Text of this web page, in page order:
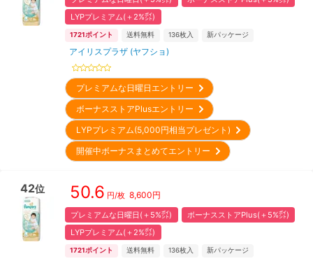
LYPプレミアム(＋2%㌽)
1721 ポイント 送料無料 136枚入 新パッケージ
アイリスプラザ (ヤフショ)
プレミアムな日曜日エントリー
ボーナスストアPlusエントリー
LYPプレミアム(5,000円相当プレゼント)
開催中ボーナスまとめてエントリー
42位 50.6 円/枚 8,600円
プレミアムな日曜日(＋5%㌽)
ボーナスストアPlus(＋5%㌽)
LYPプレミアム(＋2%㌽)
1721ポイント 送料無料 136枚入 新パッケージ